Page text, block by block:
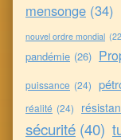
mensonge (34)
nouvel ordre mondial
pandémie (26)
puissance (24)
réalité (24)
sécurité (40)